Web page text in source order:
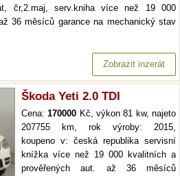
čr,2.maj, serv.kniha více než 19 000
36 měsíců garance na mechanický stav
Zobrazit inzerát
Škoda Yeti 2.0 TDI
Cena:170000 Kč, výkon 81 kw, najeto
207755 km, rok výroby: 2015,
koupeno v: česká republika servisní
knížka více než 19 000 kvalitních a
prověřených aut. až 36 měsíců